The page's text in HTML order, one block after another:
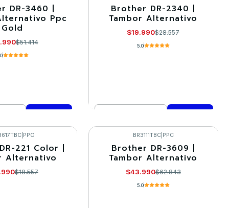
DR-3460 |
Ppc
Gold
$51.414
ahora
-30%
Brother DR-2340 |
Tambor Alternativo
$19.990$28.557
5.0
Comprar ahora
| PPC
221 Color |
Alternativo
$18.557
-30%
BR3111TBC| PPC
Brother DR-3609 |
Tambor Alternativo
$43.990$62.843
5.0